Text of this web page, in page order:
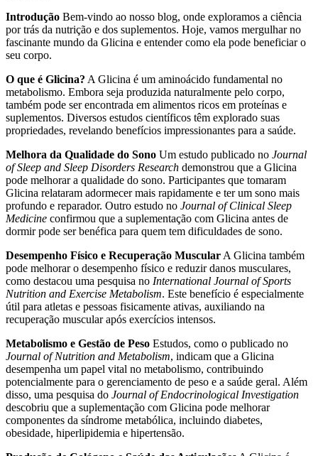
Introdução Bem-vindo ao nosso blog, onde exploramos a ciência
por trás da nutrição e dos suplementos. Hoje, vamos mergulhar no
fascinante mundo da Glicina e entender como ela pode beneficiar o
seu corpo.
O que é Glicina? A Glicina é um aminoácido fundamental no
metabolismo. Embora seja produzida naturalmente pelo corpo,
também pode ser encontrada em alimentos ricos em proteínas e
suplementos. Diversos estudos científicos têm explorado suas
propriedades, revelando benefícios impressionantes para a saúde.
Melhora da Qualidade do Sono Um estudo publicado no Journal
of Sleep and Sleep Disorders Research demonstrou que a Glicina
pode melhorar a qualidade do sono. Participantes que tomaram
Glicina relataram adormecer mais rapidamente e ter um sono mais
profundo e reparador. Outro estudo no Journal of Clinical Sleep
Medicine confirmou que a suplementação com Glicina antes de
dormir pode ser benéfica para quem tem dificuldades de sono.
Desempenho Físico e Recuperação Muscular A Glicina também
pode melhorar o desempenho físico e reduzir danos musculares,
como destacou uma pesquisa no International Journal of Sports
Nutrition and Exercise Metabolism. Este benefício é especialmente
útil para atletas e pessoas fisicamente ativas, auxiliando na
recuperação muscular após exercícios intensos.
Metabolismo e Gestão de Peso Estudos, como o publicado no
Journal of Nutrition and Metabolism, indicam que a Glicina
desempenha um papel vital no metabolismo, contribuindo
potencialmente para o gerenciamento de peso e a saúde geral. Além
disso, uma pesquisa do Journal of Endocrinological Investigation
descobriu que a suplementação com Glicina pode melhorar
componentes da síndrome metabólica, incluindo diabetes,
obesidade, hiperlipidemia e hipertensão.